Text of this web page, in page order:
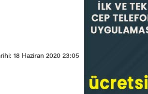
18 Haziran 2020 23:05